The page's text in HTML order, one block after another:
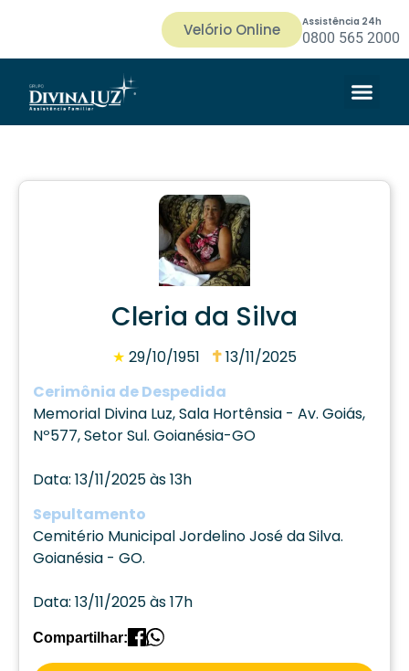
Velório Online Assistência 24h
0800 565 2000
Cleria da Silva
★ 29/10/1951
13/11/2025
Cerimônia de Despedida
Memorial Divina Luz, Sala Hortênsia - Av. Goiás,
Nº577, Setor Sul. Goianésia-GO
Data: 13/11/2025 às 13h
Sepultamento
Cemitério Municipal Jordelino José da Silva.
Goianésia - GO.
Data: 13/11/2025 às 17h
Compartilhar: